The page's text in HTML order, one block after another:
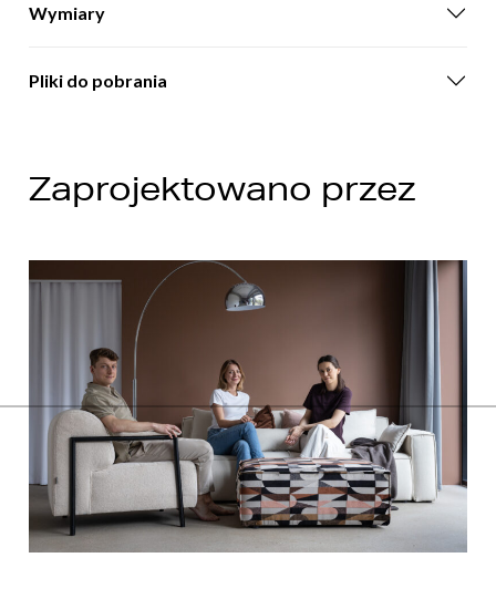
Wymiary
Pliki do pobrania
Zaprojektowano przez